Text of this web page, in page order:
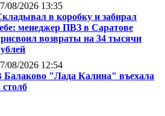
08/2026 13:35
в коробку и забирал
менеджер ПВЗ в Саратове
возвраты на 34 тысячи
08/2026 12:54
Балаково "Лада Калина" въехала
столб